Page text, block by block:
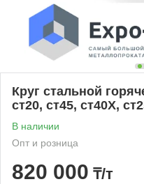
Круг стальной
ст20, ст45, ст40Х,
В наличии
Опт и розница
820 000 ₸/т